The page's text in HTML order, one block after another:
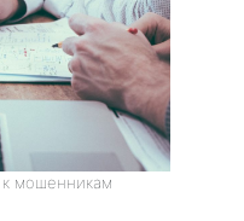
к мошенникам